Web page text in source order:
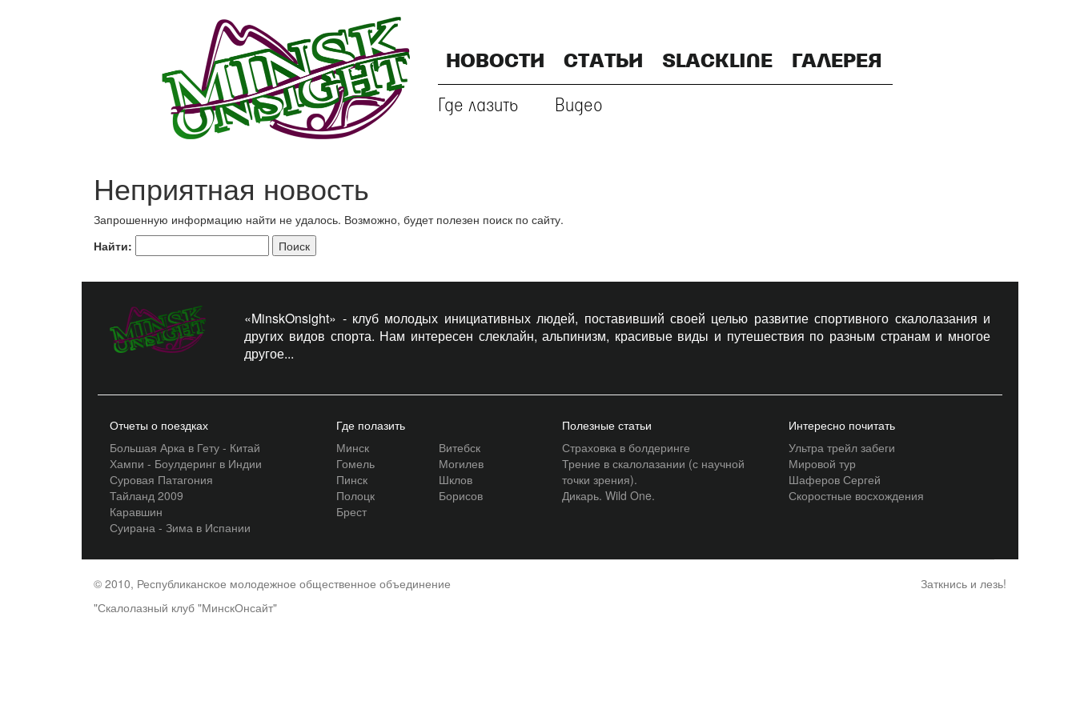
НОВОСТИ СТАТЬИ SLACKLINE ГАЛЕРЕЯ
Где лазить Видео
Неприятная новость
Запрошенную информацию найти не удалось. Возможно, будет полезен поиск по сайту.
Найти:
«MinskOnsight» - клуб молодых инициативных людей, поставивший своей целью развитие спортивного скалолазания и
других видов спорта. Нам интересен слеклайн, альпинизм, красивые виды и путешествия по разным странам и многое
другое...
Отчеты о поездках
Большая Арка в Гету - Китай
Хампи - Боулдеринг в Индии
Суровая Патагония
Тайланд 2009
Каравшин
Суирана - Зима в Испании
Где полазить
Минск
Витебск
Гомель
Могилев
Пинск
Шклов
Полоцк
Борисов
Брест
Полезные статьи
Страховка в болдеринге
Трение в скалолазании (с научной
точки зрения).
Дикарь. Wild One.
Интересно почитать
Ультра трейл забеги
Мировой тур
Шаферов Сергей
Скоростные восхождения
© 2010, Республиканское молодежное общественное объединение
"Скалолазный клуб "МинскОнсайт"
Заткнись и лезь!